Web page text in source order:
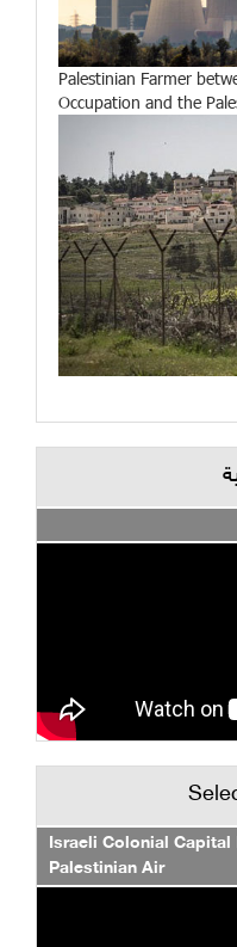
Palestinian Farmer
Occupation and the
Israeli Colonial
Palestinian Air